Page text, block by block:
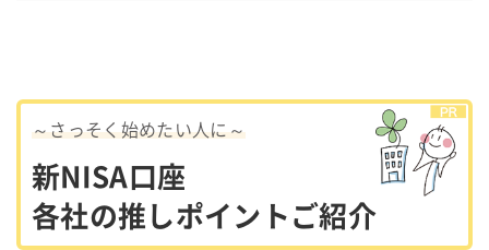
～さっそく始めたい人に～
新NISA口座
各社の推しポイントご紹介